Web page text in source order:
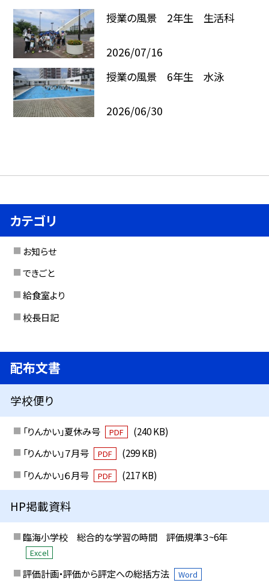
授業の風景 2年生 生活科
2026/07/16
授業の風景 6年生 水泳
2026/06/30
カテゴリ
お知らせ
できごと
給食室より
校長日記
配布文書
学校便り
「りんかい」夏休み号 PDF
(240 KB)
「りんかい」７月号
PDF
(299 KB)
「りんかい」６月号
PDF (217 KB)
HP掲載資料
臨海小学校 総合的な学習の時間 評価規準３~6年
Excel
評価計画・評価から評定への総括方法 Word